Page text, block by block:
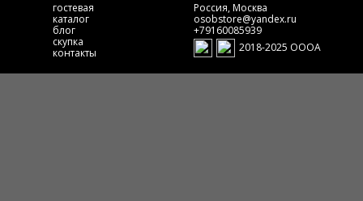
гостевая
каталог
блог
скупка
контакты
Россия, Москва
osobstore@yandex.ru
+79160085939
2018-2025 ОООА